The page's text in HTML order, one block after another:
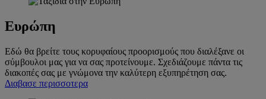
Ευρώπη
Εδώ θα βρείτε τους κορυφαίους προορισμούς που διαλέξανε οι
σύμβουλοι μας για να σας προτείνουμε. Σχεδιάζουμε πάντα τις
διακοπές σας με γνώμονα την καλύτερη εξυπηρέτηση σας.
Διαβασε περισσοτερα